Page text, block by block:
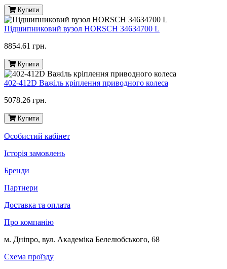
Купити
Підшипниковий вузол HORSCH 34634700 L
8854.61 грн.
Купити
402-412D Важіль кріплення приводного колеса
5078.26 грн.
Купити
Особистий кабінет
Історія замовлень
Бренди
Партнери
Доставка та оплата
Про компанію
м. Дніпро, вул. Академіка Белелюбського, 68
Схема проїзду